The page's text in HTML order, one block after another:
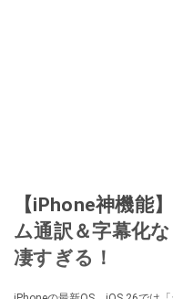
【iPhone神機能
ム通訳＆字幕化
凄すぎる！